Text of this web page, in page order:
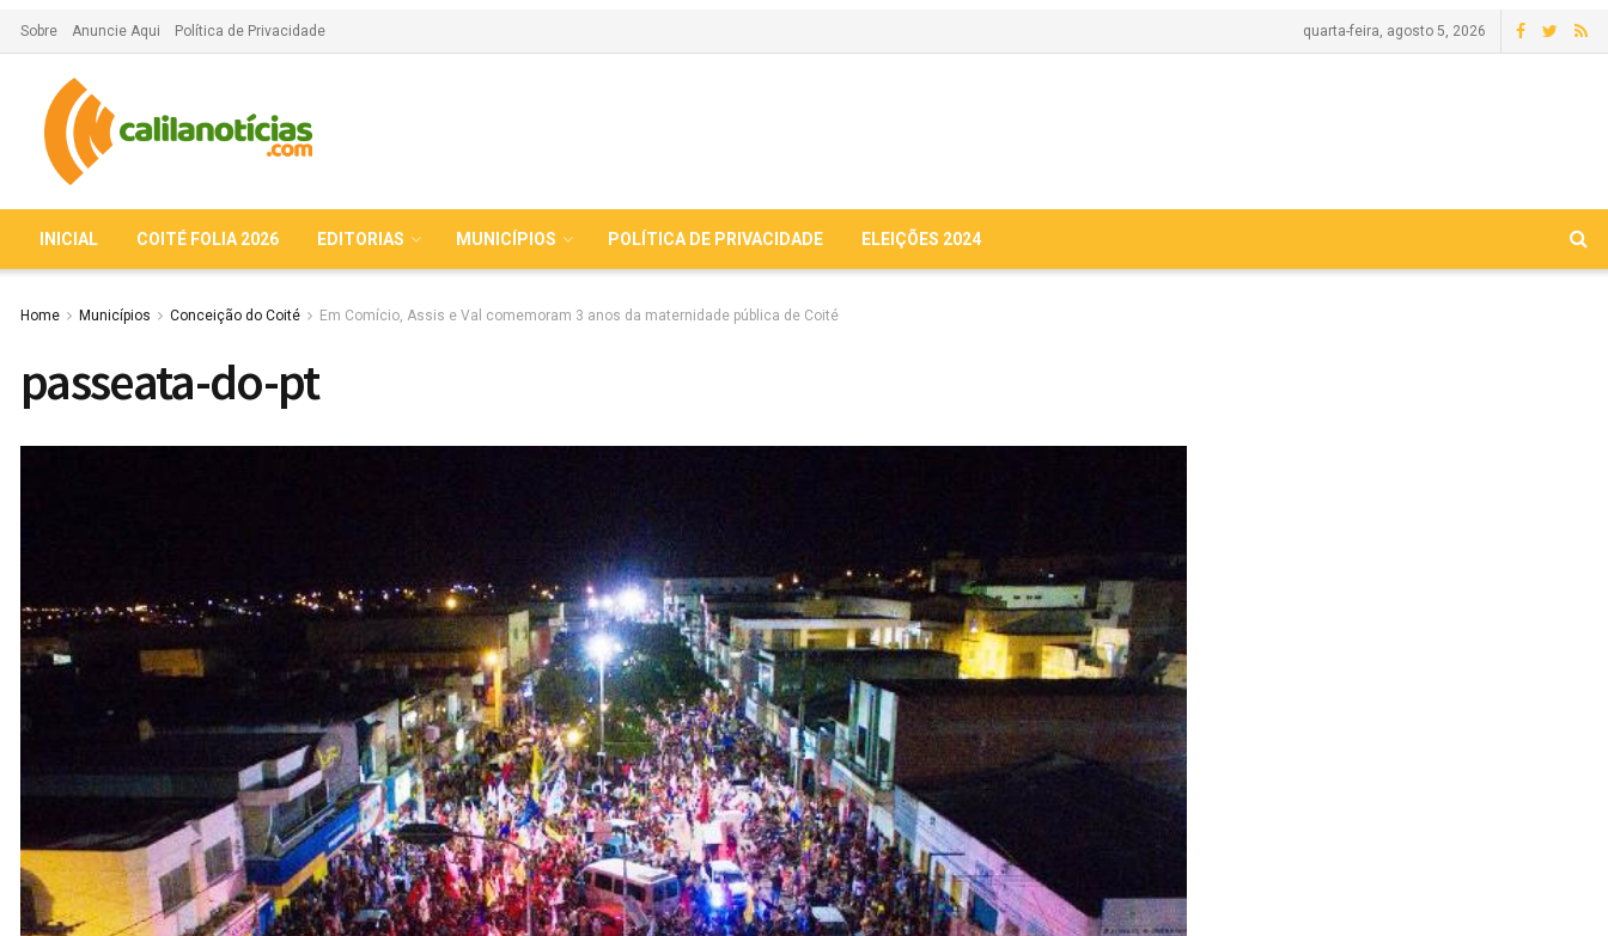
Sobre Anuncie Aqui Política de Privacidade quarta-feira, agosto 5, 2026
INICIAL COITÉ FOLIA 2026 EDITORIAS MUNICÍPIOS POLÍTICA DE PRIVACIDADE ELEIÇÕES 2024
Home Municípios Conceição do Coité Em Comício, Assis e Val comemoram 3 anos da maternidade pública de Coité
passeata-do-pt